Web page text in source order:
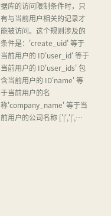
据库的访问限制条件时，只
有与当前用户相关的记录才
能被访问。这个规则涉及的
条件是：'create_uid' 等于
当前用户的 ID'user_id' 等于
当前用户的 ID'user_ids' 包
含当前用户的 ID'name' 等
于当前用户的名
称'company_name' 等于当
前用户的公司名称 ['|','|',…